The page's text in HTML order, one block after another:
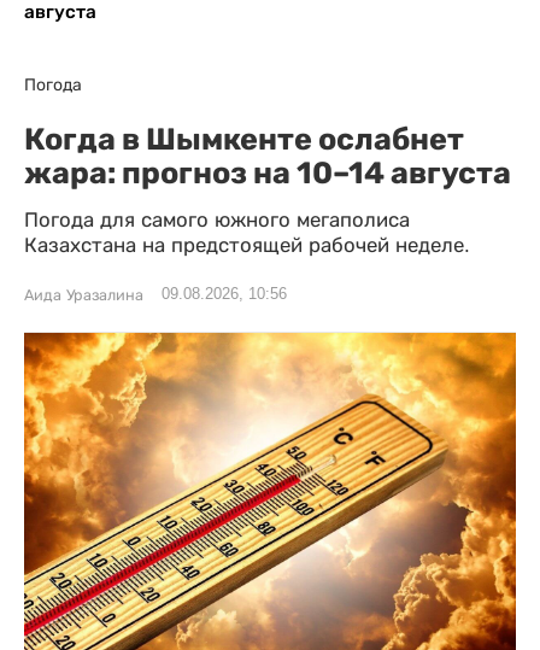
августа
Погода
Когда в Шымкенте ослабнет
жара: прогноз на 10–14 августа
Погода для самого южного мегаполиса
Казахстана на предстоящей рабочей неделе.
Аида Уразалина 09.08.2026, 10:56